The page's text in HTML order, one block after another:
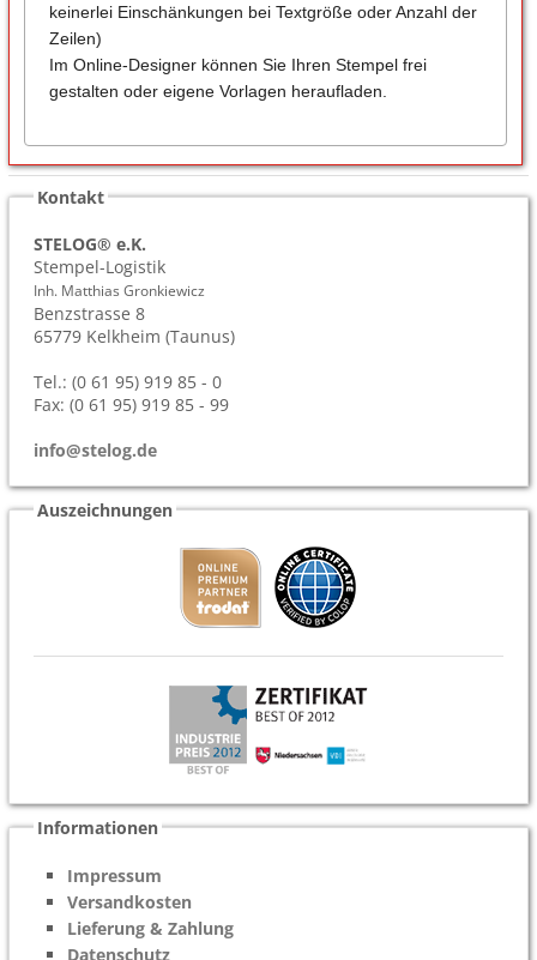
keinerlei Einschänkungen bei Textgröße oder Anzahl der
Zeilen)
Im Online-Designer können Sie Ihren Stempel frei
gestalten oder eigene Vorlagen heraufladen.
Kontakt
STELOG® e.K.
Stempel-Logistik
Inh. Matthias Gronkiewicz
Benzstrasse 8
65779 Kelkheim (Taunus)
Tel.: (0 61 95) 919 85 - 0
Fax: (0 61 95) 919 85 - 99
info@stelog.de
Auszeichnungen
Informationen
Impressum
Versandkosten
Lieferung & Zahlung
Datenschutz